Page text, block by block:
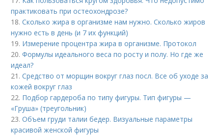
практиковать при остеохондрозе?
18.Сколько жира в организме нам нужно. Сколько жиров
нужно есть в день (и 7 их функций)
19. Измерение процентра жира в организме. Протокол
20.Формулы идеального веса по росту и полу. Но где же
идеал?
21.Средство от морщин вокруг глаз посл. Все об уходе за
кожей вокруг глаз
22. Подбор гардероба по типу фигуры. Тип фигуры —
«Груша» (треугольник)
23.Объем груди талии бедер. Визуальные параметры
красивой женской фигуры